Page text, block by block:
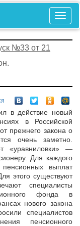
№33 от 21
в действие новый
в Российской
прежнего закона о
очень заметно.
«уравниловки» —
Для каждого
выплат
этого существуют
специалисты
фонда в
нового закона
специалистов
пенсионного